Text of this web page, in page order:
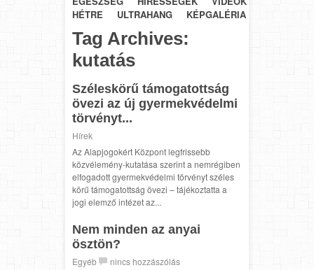
HÉTRE
ULTRAHANG KÉPGALÉRIA
Tag Archives:
kutatás
Széleskörű támogatottság
övezi az új gyermekvédelmi
törvényt...
Hírek
Az Alapjogokért Központ legfrissebb
közvélemény-kutatása szerint a nemrégiben
elfogadott gyermekvédelmi törvényt széles
körű támogatottság övezi – tájékoztatta a
jogi elemző intézet az...
Nem minden az anyai
ösztön?
Egyéb
nincs hozzászólás